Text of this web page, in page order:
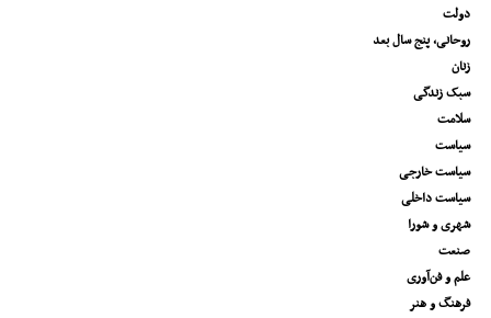
دولت
روحانی، پنج سال بعد
زنان
سبک زندگی
سلامت
سیاست
سیاست خارجی
سیاست داخلی
شهری و شورا
صنعت
علم و فن‌آوری
فرهنگ و هنر